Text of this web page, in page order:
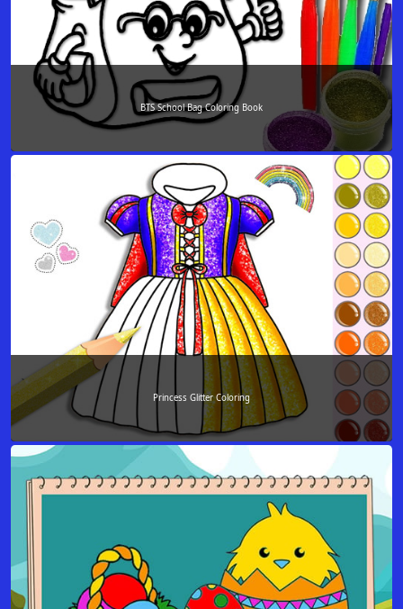
BTS School Bag Coloring Book
Princess Glitter Coloring